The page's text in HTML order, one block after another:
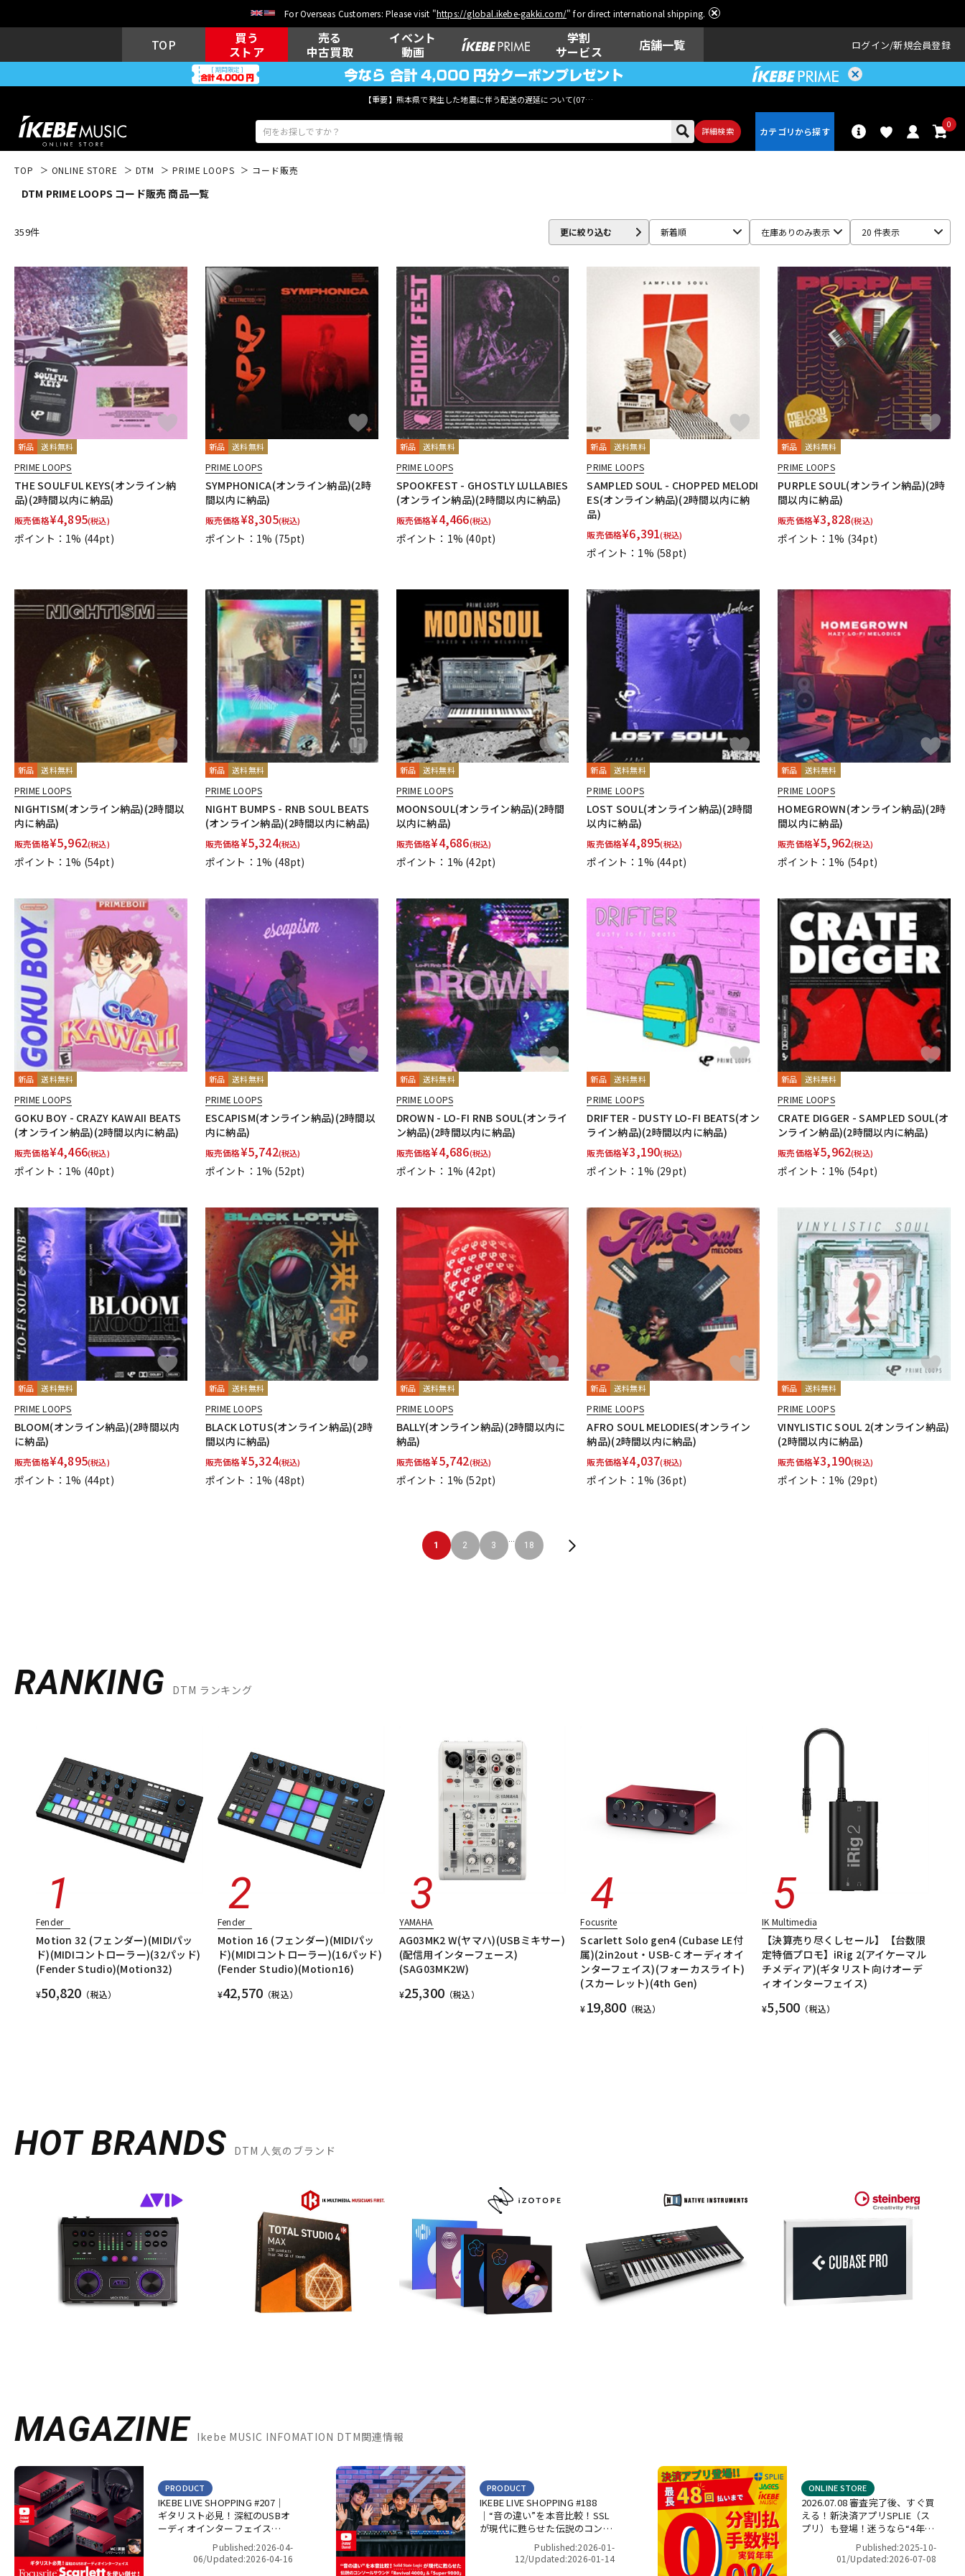
For Overseas Customers: Please visit "https://global.ikebe-gakki.com/" for direct international shipping.
TOP
買う
ストア
売る
中古買取
イベント
動画
学割
サービス
店舗一覧 ログイン 新規会員登録
【重要】熊本県で発生した地震に伴う配送の遅延について(07月29日
詳細検索
0
エレキギター
キーボード 電子ピアノ 管楽器 その他楽器 アンプ エフェクター
DJ機器 DTM DTM オンラ
イン納品
レコーディン
グ機器
配信/ライブ
機器
楽器アクセサ
リ
中古 ヴィンテージ
TOP ONLINE STORE DTM PRIME LOOPS コード販売
DTM PRIME LOOPS コード販売 商品一覧
359件 更に絞り込む 新着順 在庫ありのみ表示 20 件表示
新品 送料無料
PRIME LOOPS
THE SOULFUL KEYS(オンライン納
品)(2時間以内に納品)
販売価格¥4,895(税込)
ポイント：1% (44pt)
新品 送料無料
PRIME LOOPS
SYMPHONICA(オンライン納品)(2時
間以内に納品)
販売価格¥8,305(税込)
ポイント：1% (75pt)
新品 送料無料
PRIME LOOPS
SPOOKFEST - GHOSTLY LULLABIES
(オンライン納品)(2時間以内に納品)
販売価格¥4,466(税込)
ポイント：1% (40pt)
新品 送料無料
PRIME LOOPS
SAMPLED SOUL - CHOPPED MELODI
ES(オンライン納品)(2時間以内に納
品)
販売価格¥6,391(税込)
ポイント：1% (58pt)
新品 送料無料
PRIME LOOPS
PURPLE SOUL(オンライン納品)(2時
間以内に納品)
販売価格¥3,828(税込)
ポイント：1% (34pt)
新品 送料無料
PRIME LOOPS
NIGHTISM(オンライン納品)(2時間以
内に納品)
販売価格¥5,962(税込)
ポイント：1% (54pt)
新品 送料無料
PRIME LOOPS
NIGHT BUMPS - RNB SOUL BEATS
(オンライン納品)(2時間以内に納品)
販売価格¥5,324(税込)
ポイント：1% (48pt)
新品 送料無料
PRIME LOOPS
MOONSOUL(オンライン納品)(2時間
以内に納品)
販売価格¥4,686(税込)
ポイント：1% (42pt)
新品 送料無料
PRIME LOOPS
LOST SOUL(オンライン納品)(2時間
以内に納品)
販売価格¥4,895(税込)
ポイント：1% (44pt)
新品 送料無料
PRIME LOOPS
HOMEGROWN(オンライン納品)(2時
間以内に納品)
販売価格¥5,962(税込)
ポイント：1% (54pt)
新品 送料無料
PRIME LOOPS
GOKU BOY - CRAZY KAWAII BEATS
(オンライン納品)(2時間以内に納品)
販売価格¥4,466(税込)
ポイント：1% (40pt)
新品 送料無料
PRIME LOOPS
ESCAPISM(オンライン納品)(2時間以
内に納品)
販売価格¥5,742(税込)
ポイント：1% (52pt)
新品 送料無料
PRIME LOOPS
DROWN - LO-FI RNB SOUL(オンライ
ン納品)(2時間以内に納品)
販売価格¥4,686(税込)
ポイント：1% (42pt)
新品 送料無料
PRIME LOOPS
DRIFTER - DUSTY LO-FI BEATS(オン
ライン納品)(2時間以内に納品)
販売価格¥3,190(税込)
ポイント：1% (29pt)
新品 送料無料
PRIME LOOPS
CRATE DIGGER - SAMPLED SOUL(オ
ンライン納品)(2時間以内に納品)
販売価格¥5,962(税込)
ポイント：1% (54pt)
新品 送料無料
PRIME LOOPS
BLOOM(オンライン納品)(2時間以内
に納品)
販売価格¥4,895(税込)
ポイント：1% (44pt)
新品 送料無料
PRIME LOOPS
BLACK LOTUS(オンライン納品)(2時
間以内に納品)
販売価格¥5,324(税込)
ポイント：1% (48pt)
新品 送料無料
PRIME LOOPS
BALLY(オンライン納品)(2時間以内に
納品)
販売価格¥5,742(税込)
ポイント：1% (52pt)
新品 送料無料
PRIME LOOPS
AFRO SOUL MELODIES(オンライン
納品)(2時間以内に納品)
販売価格¥4,037(税込)
ポイント：1% (36pt)
新品 送料無料
PRIME LOOPS
VINYLISTIC SOUL 2(オンライン納品)
(2時間以内に納品)
販売価格¥3,190(税込)
ポイント：1% (29pt)
1 2 3 18
RANKING DTM ランキング
Fender
Motion 32 (フェンダー)(MIDIパッ
ド)(MIDIコントローラー)(32パッド)
(Fender Studio)(Motion32)
¥50,820 （税込）
Fender
Motion 16 (フェンダー)(MIDIパッ
ド)(MIDIコントローラー)(16パッド)
(Fender Studio)(Motion16)
¥42,570 （税込）
YAMAHA
AG03MK2 W(ヤマハ)(USBミキサー)
(配信用インターフェース)
(SAG03MK2W)
¥25,300 （税込）
Focusrite
Scarlett Solo gen4 (Cubase LE付
属)(2in2out・USB-C オーディオイ
ンターフェイス)(フォーカスライト)
(スカーレット)(4th Gen)
¥19,800（税込）
IK Multimedia
【決算売り尽くしセール】【台数限
定特価プロモ】iRig 2(アイケーマル
チメディア)(ギタリスト向けオーデ
ィオインターフェイス)
¥5,500 （税込）
HOT BRANDS DTM 人気のブランド
MAGAZINE Ikebe MUSIC INFOMATION DTM関連情報
IKEBE LIVE SHOPPING #207｜
ギタリスト必見！深紅のUSBオ
ーディオインターフェイス
Focusrite Scarlett を使い倒
せ！【presented by パワーレ
PRODUCT
Published:2026-04-
06/Updated:2026-04-16
IKEBE LIVE SHOPPING #188
｜“音の違い”を本音比較！SSL
が現代に甦らせた伝説のコンソ
ールサウンド「Revival 4000」
＆「Super 9000」【presented
by パワーレック】
PRODUCT
Published:2026-01-
12/Updated:2026-01-14
2026.07.08 審査完了後、すぐ買
える！新決済アプリSPLIE（ス
プリ）も登場！迷うなら“4年間
金利ゼロ！”最長48回 無金利キ
ャンペーン
ONLINE STORE
Published:2025-10-
01/Updated:2026-07-08